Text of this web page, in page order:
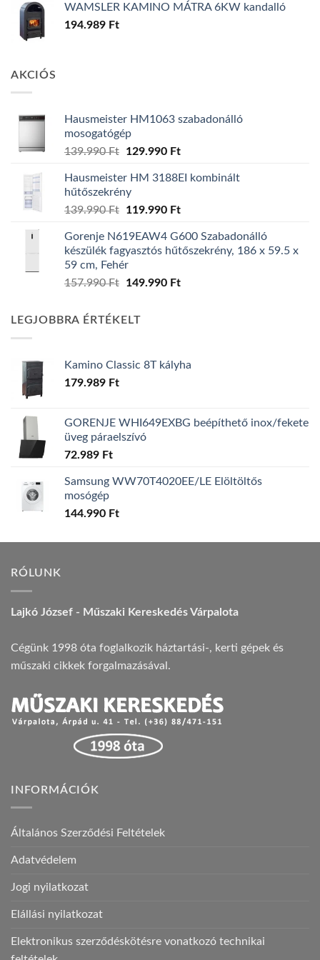
WAMSLER KAMINO MÁTRA 6KW kandalló
194.989 Ft
AKCIÓS
Hausmeister HM1063 szabadonálló
mosogatógép
139.990Ft
Original
was:
139.990 Ft.
129.990 FtCurrent
is:
Hausmeister HM 3188EI kombinált
hűtőszekrény
139.990Ft
Original
was:
139.990 Ft.
119.990 FtCurrent
is:
119.990 Ft.
Gorenje N619EAW4 G600 Szabadonálló
készülék fagyasztós hűtőszekrény, 186 x 59.5 x
59 cm, Fehér
157.990Ft
Original
157.990 Ft.
149.990 FtCurrent
LEGJOBBRA ÉRTÉKELT
Kamino Classic 8T kályha
179.989 Ft
GORENJE WHI649EXBG beépíthető inox/fekete
üveg páraelszívó
72.989 Ft
Samsung WW70T4020EE/LE Elöltöltős
mosógép
144.990 Ft
RÓLUNK
Lajkó József - Műszaki Kereskedés Várpalota
Cégünk 1998 óta foglalkozik háztartási-, kerti gépek és
műszaki cikkek forgalmazásával.
INFORMÁCIÓK
Általános Szerződési Feltételek
Adatvédelem
Jogi nyilatkozat
Elállási nyilatkozat
Elektronikus szerződéskötésre vonatkozó technikai